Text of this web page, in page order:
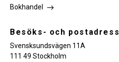
Bokhandel
Besöks- och postadress
Svensksundsvägen 11A
111 49 Stockholm